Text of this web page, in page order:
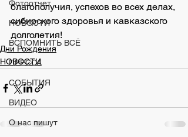
Фотоотчет
НОВОСТИ
ВСПОМНИТЬ ВСЁ
ПРЕССА
СОБЫТИЯ
ВИДЕО
О нас пишут
благополучия, успехов во всех делах,
сибирского здоровья и кавказского
долголетия!
Дни Рождения
НОВОСТИ